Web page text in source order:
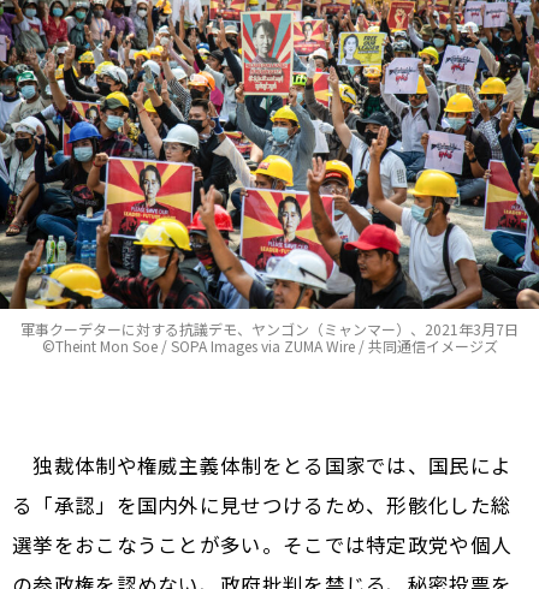
軍事クーデターに対する抗議デモ、ヤンゴン（ミャンマー）、2021年3月7日
©Theint Mon Soe / SOPA Images via ZUMA Wire / 共同通信イメージズ
独裁体制や権威主義体制をとる国家では、国民によ
る「承認」を国内外に見せつけるため、形骸化した総
選挙をおこなうことが多い。そこでは特定政党や個人